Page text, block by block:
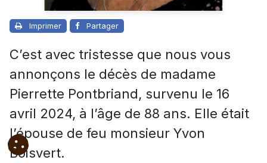
Imprimer Partager
C’est avec tristesse que nous vous
annonçons le décès de madame
Pierrette Pontbriand, survenu le 16
avril 2024, à l’âge de 88 ans. Elle était
l’épouse de feu monsieur Yvon
Boisvert.